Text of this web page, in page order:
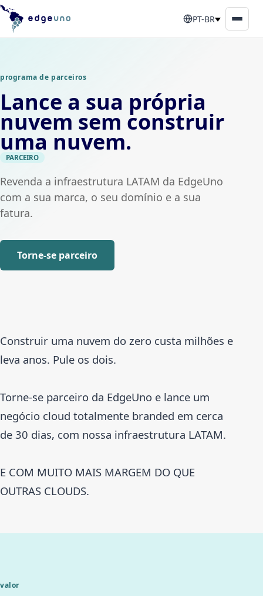
PT-BR
programa de parceiros
Lance a sua própria
nuvem sem construir
uma nuvem.
PARCEIRO
Revenda a infraestrutura LATAM da EdgeUno
com a sua marca, o seu domínio e a sua
fatura.
Torne-se parceiro
Construir uma nuvem do zero custa milhões e
leva anos. Pule os dois.
Torne-se parceiro da EdgeUno e lance um
negócio cloud totalmente branded em cerca
de 30 dias, com nossa infraestrutura LATAM.
E COM MUITO MAIS MARGEM DO QUE
OUTRAS CLOUDS.
valor